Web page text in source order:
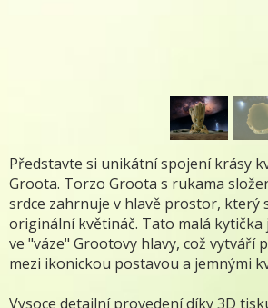
Představte si unikátní spojení krásy
Groota. Torzo Groota s rukama
srdce zahrnuje v hlavě prostor, který
originální květináč. Tato malá
ve "váze" Grootovy hlavy, což vytváří
mezi ikonickou postavou a jemnými
Vysoce detailní provedení díky 3D